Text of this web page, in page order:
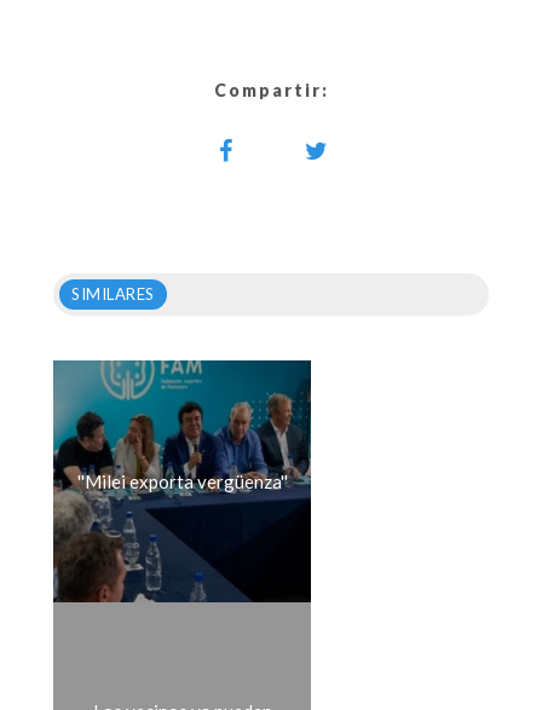
Compartir:
SIMILARES
''Milei exporta vergüenza''